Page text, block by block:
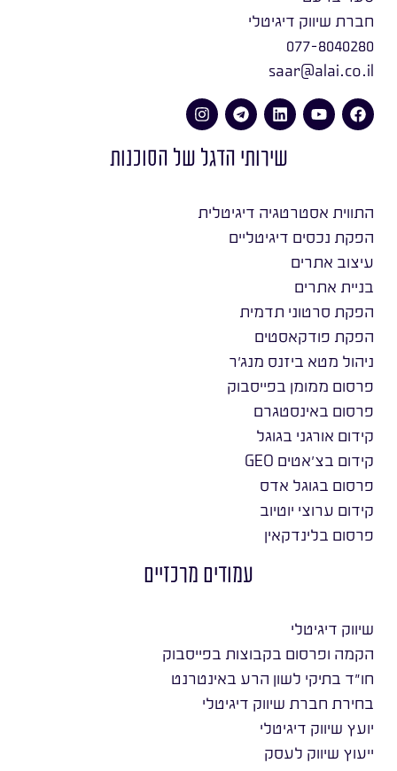
חברת שיווק דיגיטלי
077-8040280
saar@alai.co.il
שירותי הדגל של הסוכנות
התווית אסטרטגיה דיגיטלית
הפקת נכסים דיגיטליים
עיצוב אתרים
בניית אתרים
הפקת סרטוני תדמית
הפקת פודקאסטים
ניהול מטא ביזנס מנג׳ר
פרסום ממומן בפייסבוק
פרסום באינסטגרם
קידום אורגני בגוגל
קידום בצ׳אטים GEO
פרסום בגוגל אדס
קידום ערוצי יוטיוב
פרסום בלינדקאין
עמודים מרכזיים
שיווק דיגיטלי
הקמה ופרסום בקבוצות בפייסבוק
חו״ד בתיקי לשון הרע באינטרנט
בחירת חברת שיווק דיגיטלי
יועץ שיווק דיגיטלי
ייעוץ שיווק לעסק